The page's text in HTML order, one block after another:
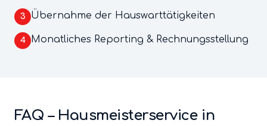
3 Übernahme der Hauswarttätigkeiten
4 Monatliches Reporting & Rechnungsstellung
FAQ – Hausmeisterservicein